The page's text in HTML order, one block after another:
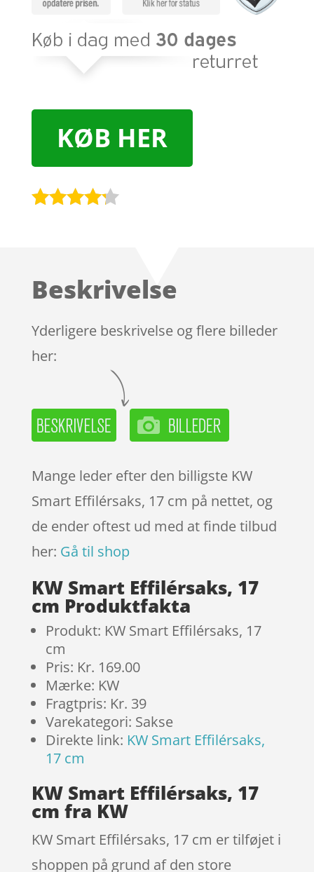
KØB HER
på
mmelser
Beskrivelse
Yderligere beskrivelse og flere billeder
her:
Mange leder efter den billigste KW
Smart Effilérsaks, 17 cm på nettet, og
de ender oftest ud med at finde tilbud
her: Gå til shop
KW Smart Effilérsaks, 17
cm Produktfakta
Produkt: KW Smart Effilérsaks, 17
cm
Pris: Kr. 169.00
Mærke: KW
Fragtpris: Kr. 39
Varekategori: Sakse
Direkte link: KW Smart Effilérsaks,
17 cm
KW Smart Effilérsaks, 17
cm fra KW
KW Smart Effilérsaks, 17 cm er tilføjet i
shoppen på grund af den store